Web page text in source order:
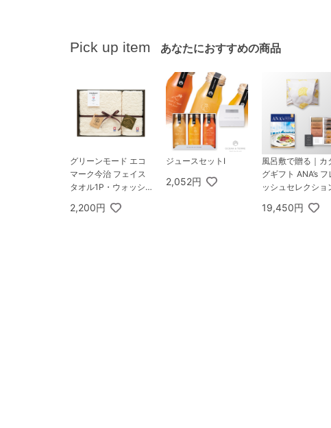
Pick up item あなたにおすすめの商品
グリーンモード エコ
マーク今治 フェイス
タオル1P・ウォッシ
2,200円
ジュースセットI
2,052円
風呂敷で贈る｜カ
グギフト ANA’s フ
ッシュセレクショ
オーシャンテール
19,450円